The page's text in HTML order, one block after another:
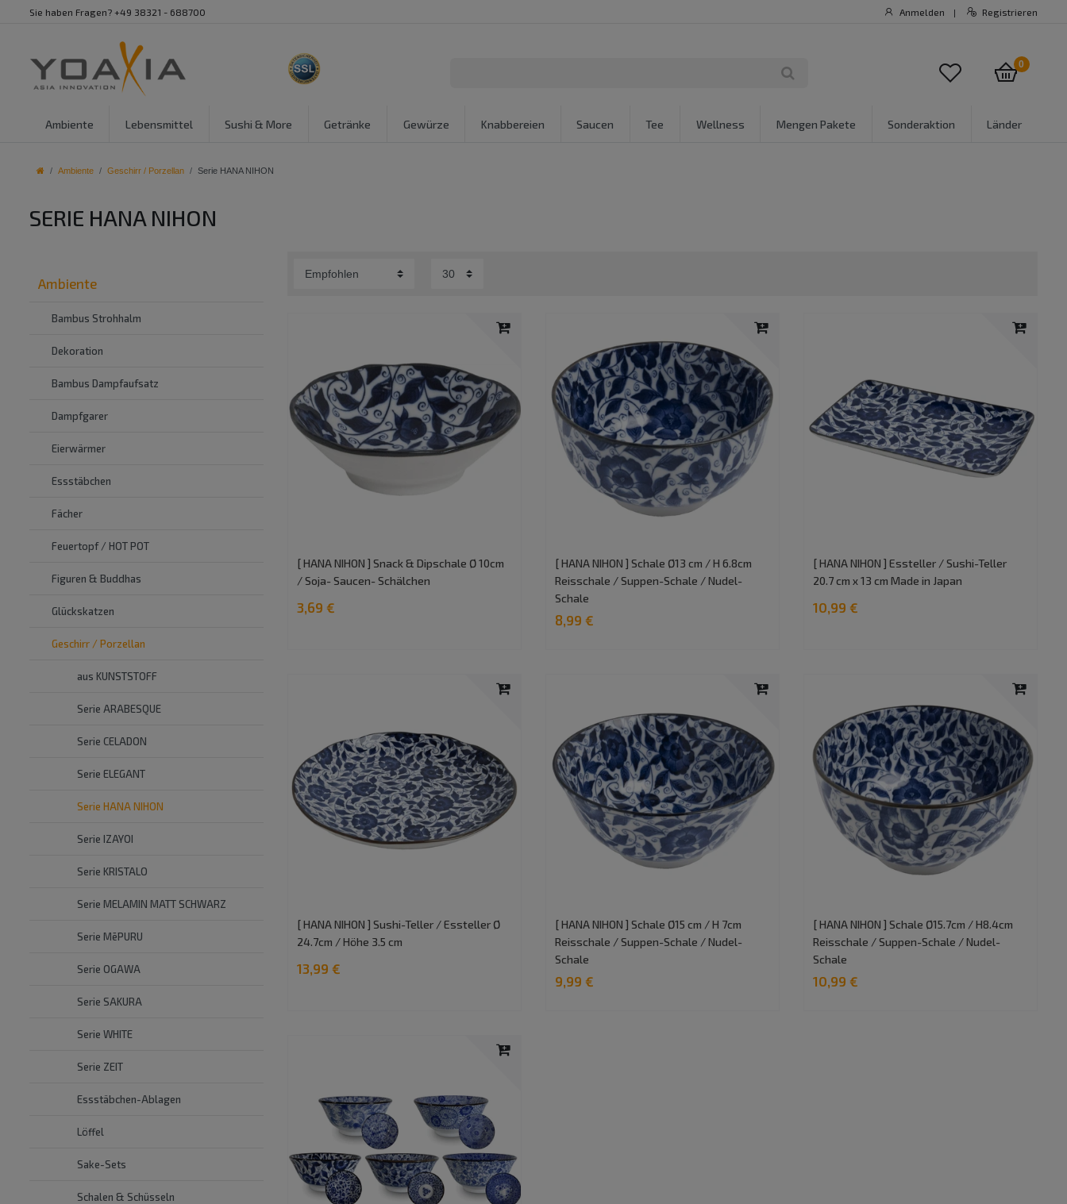
Sie haben Fragen? +49 38321 - 688700 Anmelden | Registrieren
0
Ambiente Lebensmittel Sushi & More Getränke Gewürze Knabbereien Saucen Tee Wellness Mengen Pakete Sonderaktion Länder
Ambiente Geschirr / Porzellan Serie HANA NIHON
SERIE HANA NIHON
Ambiente
Bambus Strohhalm
Dekoration
Bambus Dampfaufsatz
Dampfgarer
Eierwärmer
Essstäbchen
Fächer
Feuertopf / HOT POT
Figuren & Buddhas
Glückskatzen
Geschirr / Porzellan
aus KUNSTSTOFF
Serie ARABESQUE
Serie CELADON
Serie ELEGANT
Serie HANA NIHON
Serie IZAYOI
Serie KRISTALO
Serie MELAMIN MATT SCHWARZ
Serie MēPURU
Serie OGAWA
Serie SAKURA
Serie WHITE
Serie ZEIT
Essstäbchen-Ablagen
Löffel
Sake-Sets
Schalen & Schüsseln
[ HANA NIHON ] Snack & Dipschale Ø 10cm
/ Soja- Saucen- Schälchen
3,69 €
[ HANA NIHON ] Schale Ø13 cm / H 6.8cm
Reisschale / Suppen-Schale / Nudel-
Schale
8,99 €
[ HANA NIHON ] Essteller / Sushi-Teller
20.7 cm x 13 cm Made in Japan
10,99 €
[ HANA NIHON ] Sushi-Teller / Essteller Ø
24.7cm / Höhe 3.5 cm
13,99 €
[ HANA NIHON ] Schale Ø15 cm / H 7cm
Reisschale / Suppen-Schale / Nudel-
Schale
9,99 €
[ HANA NIHON ] Schale Ø15.7cm / H8.4cm
Reisschale / Suppen-Schale / Nudel-
Schale
10,99 €